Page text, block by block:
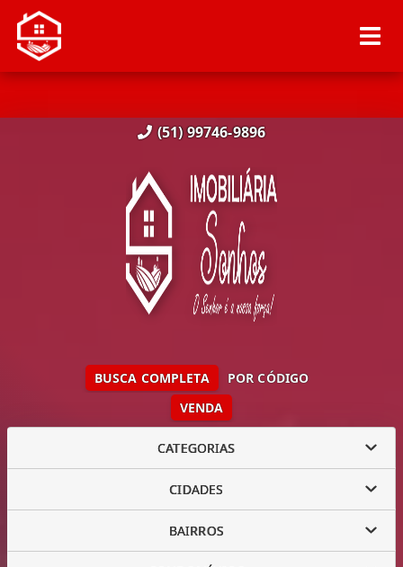
(51) 99746-9896
VENDA
BUSCA COMPLETA POR CÓDIGO
CATEGORIAS
CIDADES
BAIRROS